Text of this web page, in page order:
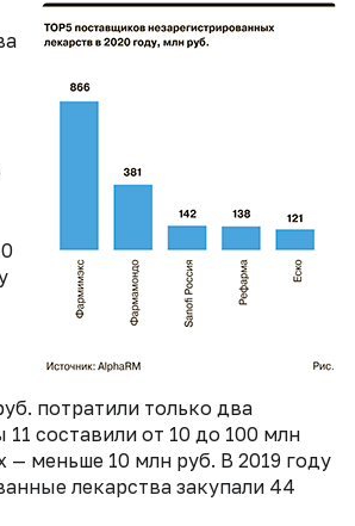
потратили только два
11 составили от 10 до 100 млн
— меньше 10 млн руб. В 2019 году
лекарства закупали 44